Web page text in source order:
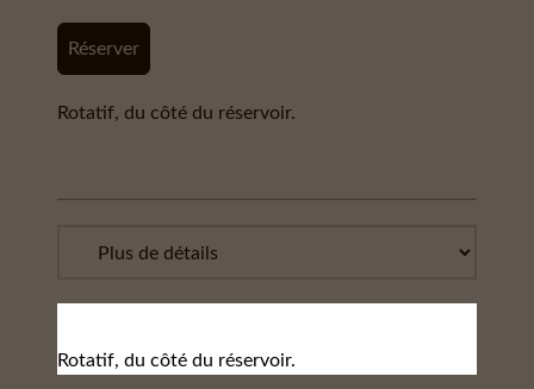
Réserver
Rotatif, du côté du réservoir.
Rotatif, du côté du réservoir.